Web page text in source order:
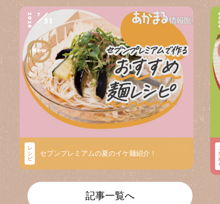
2026 7
31
レ
シ
ピ
セブンプレミアムの夏のイケ麺紹介！
記事一覧へ